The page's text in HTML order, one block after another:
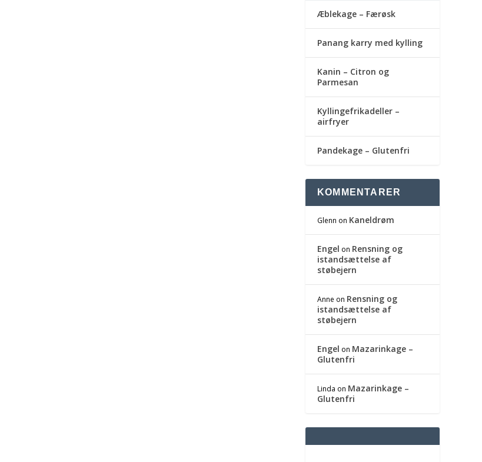
Æblekage – Færøsk
Panang karry med kylling
Kanin – Citron og
Parmesan
Kyllingefrikadeller –
airfryer
Pandekage – Glutenfri
KOMMENTARER
Glenn on Kaneldrøm
Engel on Rensning og
istandsættelse af
støbejern
Anne on Rensning og
istandsættelse af
støbejern
Engel on Mazarinkage –
Glutenfri
Linda on Mazarinkage –
Glutenfri